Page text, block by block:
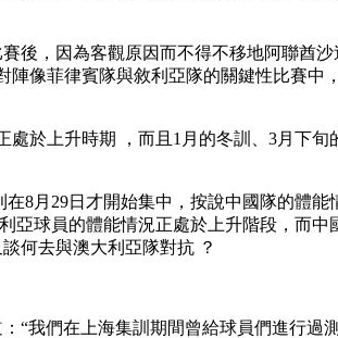
，因為客觀原因而不得不移地阿聯酋沙
陣像菲律賓隊與敘利亞隊的關鍵性比賽中
上升時期 ，而且1月的冬訓 、3月下旬
8月29日才開始集中，按說中國隊的體能
亞球員的體能情況正處於上升階段，而
談何去與澳大利亞隊對抗 ？
“我們在上海集訓期間曾給球員們進行過測試